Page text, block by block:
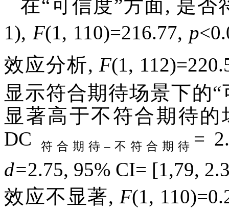
在“可信度”方面, 是
1), F(1, 110)=216.77, p
效应分析, F(1,
显示符合期待场景下的
显著高于不符合期待的
DC
符合期待– 不符合期待 =
d=2.75, 95% CI= [1,79,
效应不显著,F(1,